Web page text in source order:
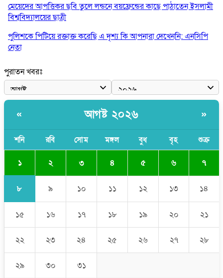
মেয়েদের আপত্তিকর ছবি তুলে লন্ডনে বয়ফ্রেন্ডের কাছে পাঠাতেন ইসলামী
বিশ্ববিদ্যালয়ের ছাত্রী
পুলিশকে পিটিয়ে রক্তাক্ত করেছি এ দৃশ্য কি আপনারা দেখেননি: এনসিপি
নেতা
পাঁচ দেশি মাছে মিলল মাইক্রোপ্লাস্টিক, সবচেয়ে বেশি কই মাছে
বাংলাদেশী কর্মীদের আকামা নিয়ে বড় সুখবর দিলো সৌদি সরকার
ওয়াজেদ জয়
সাকিব আল হাসানের বাড়িতে আগুন, পেট্রলবোমা বিস্ফোরণ
পুরাতন খবরঃ
« আগষ্ট ২০২৬ »
শনি রবি সোম মঙ্গল বুধ বৃহ শুক্র
১ ২ ৩ ৪ ৫ ৬ ৭
৮ ৯ ১০ ১১ ১২ ১৩ ১৪
১৫ ১৬ ১৭ ১৮ ১৯ ২০ ২১
২২ ২৩ ২৪ ২৫ ২৬ ২৭ ২৮
২৯ ৩০ ৩১